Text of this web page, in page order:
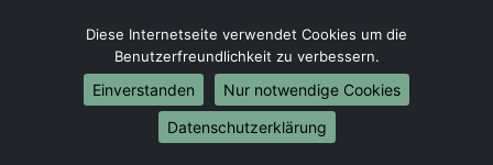
Umzüge-Deutschlandweit
Umzug von Wolfsburg nach Berlin
Umzug von Wolfsburg nach Hamburg
Umzug von Wolfsburg nach München
Umzug von Wolfsburg nach Köln
Diese Internetseite verwendet Cookies um die
Benutzerfreundlichkeit zu verbessern.
Einverstanden
Nur notwendige Cookies
Datenschutzerklärung